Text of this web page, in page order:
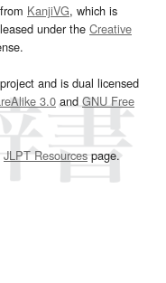
KanjiVG, which is
under the Creative
project and is dual licensed
3.0and GNU Free
JLPT Resourcespage.